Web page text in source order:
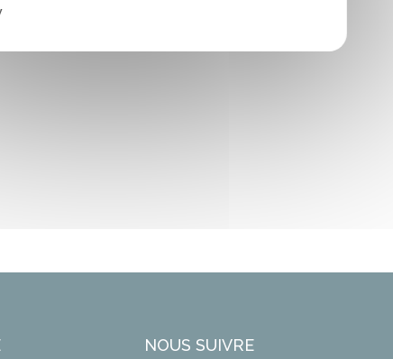
NOUS SUIVRE